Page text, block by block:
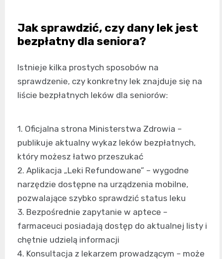
Jak sprawdzić, czy dany lek jest
bezpłatny dla seniora?
Istnieje kilka prostych sposobów na
sprawdzenie, czy konkretny lek znajduje się na
liście bezpłatnych leków dla seniorów:
1. Oficjalna strona Ministerstwa Zdrowia –
publikuje aktualny wykaz leków bezpłatnych,
który możesz łatwo przeszukać
2. Aplikacja „Leki Refundowane” – wygodne
narzędzie dostępne na urządzenia mobilne,
pozwalające szybko sprawdzić status leku
3. Bezpośrednie zapytanie w aptece –
farmaceuci posiadają dostęp do aktualnej listy i
chętnie udzielą informacji
4. Konsultacja z lekarzem prowadzącym – może